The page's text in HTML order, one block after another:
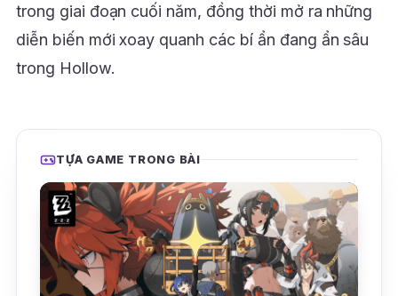
trong giai đoạn cuối năm, đồng thời mở ra những
diễn biến mới xoay quanh các bí ẩn đang ẩn sâu
trong Hollow.
TỰA GAME TRONG BÀI